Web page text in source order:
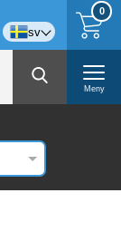
0
sv
Meny